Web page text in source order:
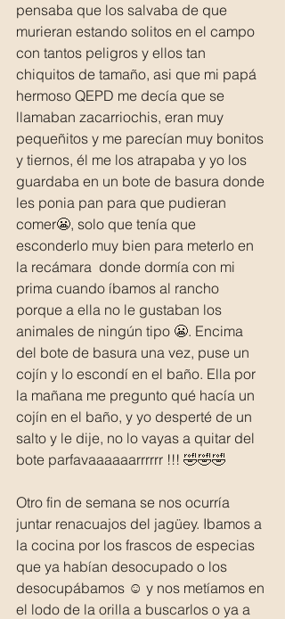
pensaba que los salvaba de que
murieran estando solitos en el campo
con tantos peligros y ellos tan
chiquitos de tamaño, asi que mi papá
hermoso QEPD me decía que se
llamaban zacarriochis, eran muy
pequeñitos y me parecían muy bonitos
y tiernos, él me los atrapaba y yo los
guardaba en un bote de basura donde
les ponia pan para que pudieran
comer😬, solo que tenía que
esconderlo muy bien para meterlo en
la recámara  donde dormía con mi
prima cuando íbamos al rancho
porque a ella no le gustaban los
animales de ningún tipo 😬. Encima
del bote de basura una vez, puse un
cojín y lo escondí en el baño. Ella por
la mañana me pregunto qué hacía un
cojín en el baño, y yo desperté de un
salto y le dije, no lo vayas a quitar del
bote parfavaaaaaarrrrrr !!! 🤣🤣🤣
Otro fin de semana se nos ocurría
juntar renacuajos del jagüey. Ibamos a
la cocina por los frascos de especias
que ya habían desocupado o los
desocupábamos ☺️ y nos metíamos en
el lodo de la orilla a buscarlos o ya a